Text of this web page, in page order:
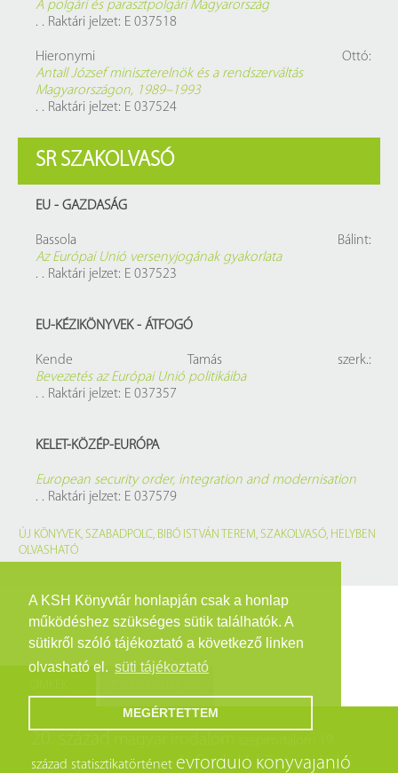
A KSH Könyvtár honlapján csak a honlap
működéshez szükséges sütik találhatók. A
sütikről szóló tájékoztató a következő linken
olvasható el. süti tájékoztató
MEGÉRTETTEM
A polgári és parasztpolgári Magyarország
. . Raktári jelzet: E 037518
Hieronymi Ottó:
Antall József miniszterelnök és a rendszerváltás
Magyarországon, 1989–1993
. . Raktári jelzet: E 037524
SR SZAKOLVASÓ
EU - GAZDASÁG
Bassola Bálint:
Az Európai Unió versenyjogának gyakorlata
. . Raktári jelzet: E 037523
EU-KÉZIKÖNYVEK - ÁTFOGÓ
Kende Tamás szerk.:
Bevezetés az Európai Unió politikáiba
. . Raktári jelzet: E 037357
KELET-KÖZÉP-EURÓPA
European security order, integration and modernisation
. . Raktári jelzet: E 037579
ÚJ KÖNYVEK, SZABADPOLC, BIBÓ ISTVÁN TEREM, SZAKOLVASÓ, HELYBEN
OLVASHATÓ
század statisztikatörténet évforduló könyvajánló